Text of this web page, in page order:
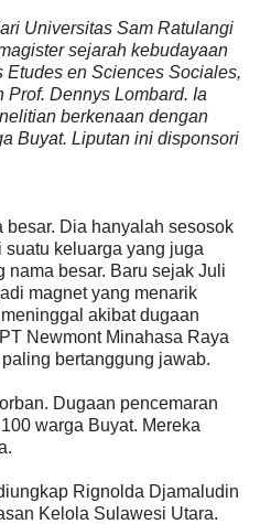
Universitas Sam Ratulangi
sejarah kebudayaan
en Sciences Sociales,
Dennys Lombard. Ia
berkenaan dengan
Buyat. Liputan ini disponsori
besar. Dia hanyalah sesosok
keluarga yang juga
nama besar. Baru sejak Juli
magnet yang menarik
akibat dugaan
Newmont Minahasa Raya
bertanggung jawab.
Dugaan pencemaran
warga Buyat. Mereka
Rignolda Djamaludin
Kelola Sulawesi Utara.